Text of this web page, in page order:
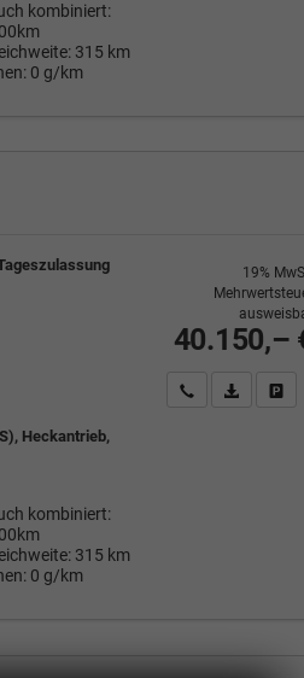
kombiniert:
315 km
0 g/km
Heckantrieb,
kombiniert:
315 km
0 g/km
40.150,–
19%
Wir rufen Sie an
PDF-